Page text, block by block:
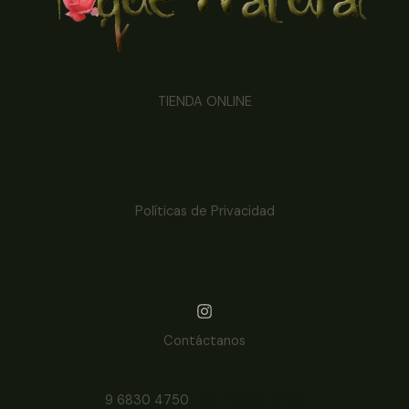
TIENDA ONLINE
Políticas de Privacidad
Contáctanos
9 6830 4750